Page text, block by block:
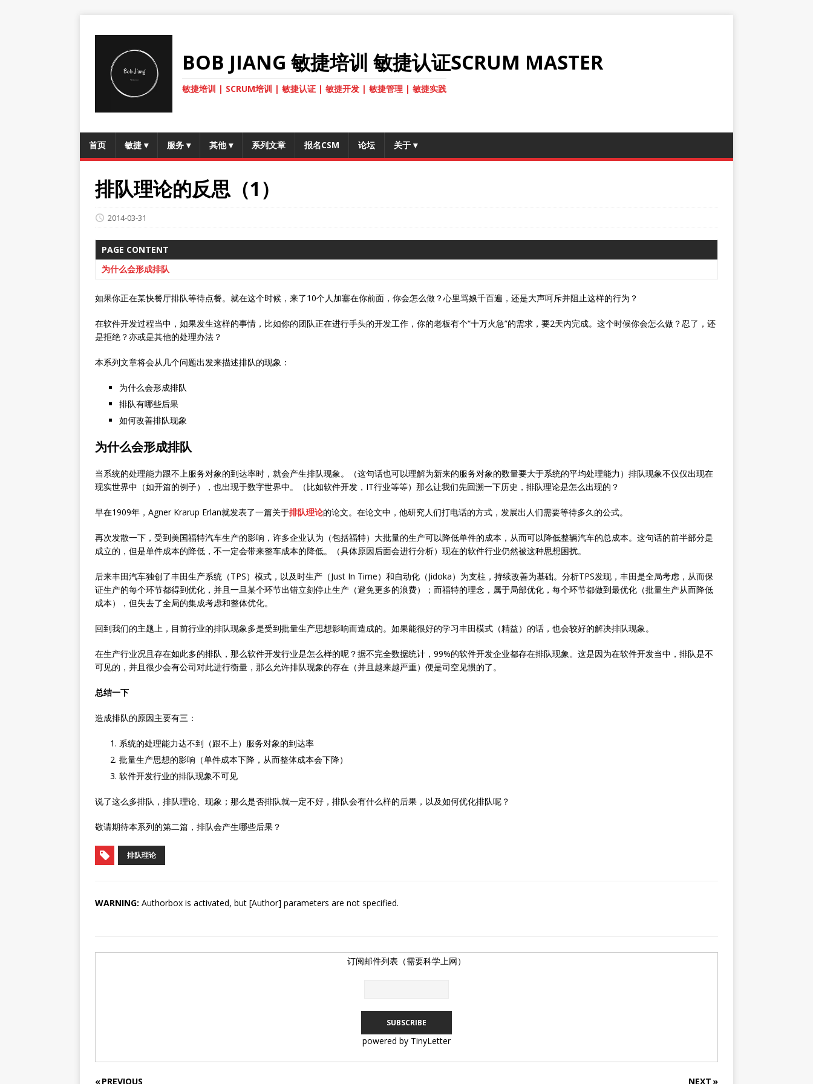
BOB JIANG 敏捷培训 敏捷认证SCRUM MASTER
敏捷培训 | SCRUM培训 | 敏捷认证 | 敏捷开发 | 敏捷管理 | 敏捷实践
首页 敏捷 ▾ 服务 ▾ 其他 ▾ 系列文章 报名CSM 论坛 关于 ▾
排队理论的反思（1）
2014-03-31
PAGE CONTENT
为什么会形成排队
如果你正在某快餐厅排队等待点餐。就在这个时候，来了10个人加塞在你前面，你会怎么做？心里骂娘千百遍，还是大声呵斥并阻止这样的行为？
在软件开发过程当中，如果发生这样的事情，比如你的团队正在进行手头的开发工作，你的老板有个“十万火急”的需求，要2天内完成。这个时候你会怎么做？忍了，还
是拒绝？亦或是其他的处理办法？
本系列文章将会从几个问题出发来描述排队的现象：
为什么会形成排队
排队有哪些后果
如何改善排队现象
为什么会形成排队
当系统的处理能力跟不上服务对象的到达率时，就会产生排队现象。（这句话也可以理解为新来的服务对象的数量要大于系统的平均处理能力）排队现象不仅仅出现在
现实世界中（如开篇的例子），也出现于数字世界中。（比如软件开发，IT行业等等）那么让我们先回溯一下历史，排队理论是怎么出现的？
早在1909年，Agner Krarup Erlan就发表了一篇关于排队理论的论文。在论文中，他研究人们打电话的方式，发展出人们需要等待多久的公式。
再次发散一下，受到美国福特汽车生产的影响，许多企业认为（包括福特）大批量的生产可以降低单件的成本，从而可以降低整辆汽车的总成本。这句话的前半部分是
成立的，但是单件成本的降低，不一定会带来整车成本的降低。（具体原因后面会进行分析）现在的软件行业仍然被这种思想困扰。
后来丰田汽车独创了丰田生产系统（TPS）模式，以及时生产（Just In Time）和自动化（Jidoka）为支柱，持续改善为基础。分析TPS发现，丰田是全局考虑，从而保
证生产的每个环节都得到优化，并且一旦某个环节出错立刻停止生产（避免更多的浪费）；而福特的理念，属于局部优化，每个环节都做到最优化（批量生产从而降低
成本），但失去了全局的集成考虑和整体优化。
回到我们的主题上，目前行业的排队现象多是受到批量生产思想影响而造成的。如果能很好的学习丰田模式（精益）的话，也会较好的解决排队现象。
在生产行业况且存在如此多的排队，那么软件开发行业是怎么样的呢？据不完全数据统计，99%的软件开发企业都存在排队现象。这是因为在软件开发当中，排队是不
可见的，并且很少会有公司对此进行衡量，那么允许排队现象的存在（并且越来越严重）便是司空见惯的了。
总结一下
造成排队的原因主要有三：
系统的处理能力达不到（跟不上）服务对象的到达率
批量生产思想的影响（单件成本下降，从而整体成本会下降）
软件开发行业的排队现象不可见
说了这么多排队，排队理论、现象；那么是否排队就一定不好，排队会有什么样的后果，以及如何优化排队呢？
敬请期待本系列的第二篇，排队会产生哪些后果？
排队理论
WARNING: Authorbox is activated, but [Author] parameters are not specified.
订阅邮件列表（需要科学上网）
powered by TinyLetter
« PREVIOUS NEXT »